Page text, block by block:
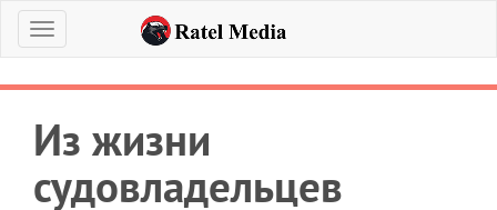
Меню
Из жизни
судовладельцев